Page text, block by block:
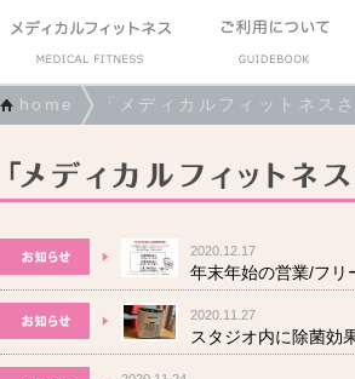
home 「メディカルフィットネス
2020.12.17
年末年始の営業/フリ
2020.11.27
スタジオ内に除菌効